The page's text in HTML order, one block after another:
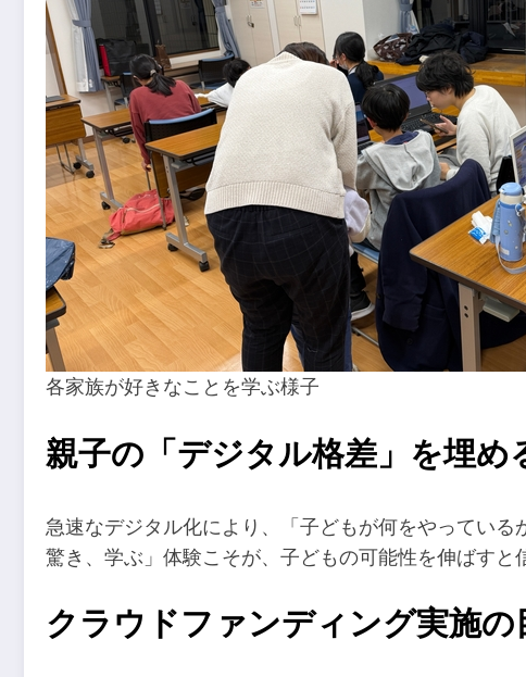
各家族が好きなことを学ぶ様子
親子の「デジタル格差」を埋め
急速なデジタル化により、「子どもが何をやってい
驚き、学ぶ」体験こそが、子どもの可能性を伸ばすと
クラウドファンディング実施の